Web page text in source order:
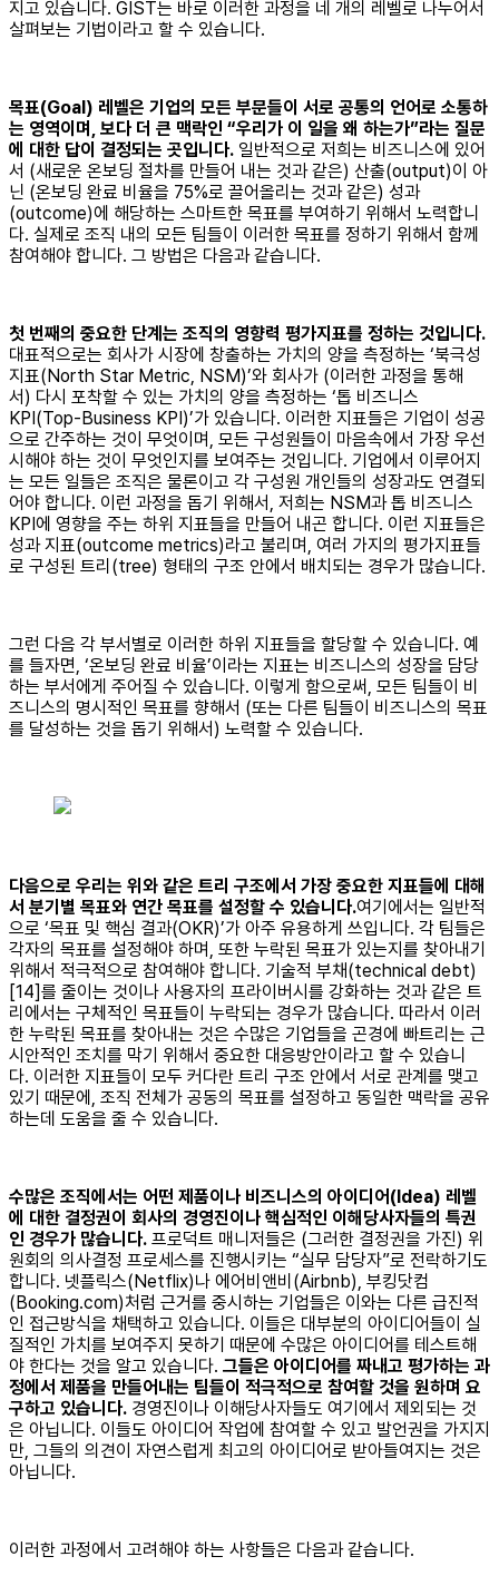
지고 있습니다. GIST는 바로 이러한 과정을 네 개의 레벨로 나누어서
살펴보는 기법이라고 할 수 있습니다.
목표(Goal) 레벨은 기업의 모든 부문들이 서로 공통의 언어로 소통하
는 영역이며, 보다 더 큰 맥락인 “우리가 이 일을 왜 하는가”라는 질문
에 대한 답이 결정되는 곳입니다. 일반적으로 저희는 비즈니스에 있어
서 (새로운 온보딩 절차를 만들어 내는 것과 같은) 산출(output)이 아
닌 (온보딩 완료 비율을 75%로 끌어올리는 것과 같은) 성과
(outcome)에 해당하는 스마트한 목표를 부여하기 위해서 노력합니
다. 실제로 조직 내의 모든 팀들이 이러한 목표를 정하기 위해서 함께
참여해야 합니다. 그 방법은 다음과 같습니다.
첫 번째의 중요한 단계는 조직의 영향력 평가지표를 정하는 것입니다.
대표적으로는 회사가 시장에 창출하는 가치의 양을 측정하는 ‘북극성
지표(North Star Metric, NSM)’와 회사가 (이러한 과정을 통해
서) 다시 포착할 수 있는 가치의 양을 측정하는 ‘톱 비즈니스
KPI(Top-Business KPI)’가 있습니다. 이러한 지표들은 기업이 성공
으로 간주하는 것이 무엇이며, 모든 구성원들이 마음속에서 가장 우선
시해야 하는 것이 무엇인지를 보여주는 것입니다. 기업에서 이루어지
는 모든 일들은 조직은 물론이고 각 구성원 개인들의 성장과도 연결되
어야 합니다. 이런 과정을 돕기 위해서, 저희는 NSM과 톱 비즈니스
KPI에 영향을 주는 하위 지표들을 만들어 내곤 합니다. 이런 지표들은
성과 지표(outcome metrics)라고 불리며, 여러 가지의 평가지표들
로 구성된 트리(tree) 형태의 구조 안에서 배치되는 경우가 많습니다.
그런 다음 각 부서별로 이러한 하위 지표들을 할당할 수 있습니다. 예
를 들자면, ‘온보딩 완료 비율’이라는 지표는 비즈니스의 성장을 담당
하는 부서에게 주어질 수 있습니다. 이렇게 함으로써, 모든 팀들이 비
즈니스의 명시적인 목표를 향해서 (또는 다른 팀들이 비즈니스의 목표
를 달성하는 것을 돕기 위해서) 노력할 수 있습니다.
다음으로 우리는 위와 같은 트리 구조에서 가장 중요한 지표들에 대해
서 분기별 목표와 연간 목표를 설정할 수 있습니다.여기에서는 일반적
으로 ‘목표 및 핵심 결과(OKR)’가 아주 유용하게 쓰입니다. 각 팀들은
각자의 목표를 설정해야 하며, 또한 누락된 목표가 있는지를 찾아내기
위해서 적극적으로 참여해야 합니다. 기술적 부채(technical debt)
[14]를 줄이는 것이나 사용자의 프라이버시를 강화하는 것과 같은 트
리에서는 구체적인 목표들이 누락되는 경우가 많습니다. 따라서 이러
한 누락된 목표를 찾아내는 것은 수많은 기업들을 곤경에 빠트리는 근
시안적인 조치를 막기 위해서 중요한 대응방안이라고 할 수 있습니
다. 이러한 지표들이 모두 커다란 트리 구조 안에서 서로 관계를 맺고
있기 때문에, 조직 전체가 공동의 목표를 설정하고 동일한 맥락을 공유
하는데 도움을 줄 수 있습니다.
수많은 조직에서는 어떤 제품이나 비즈니스의 아이디어(Idea) 레벨
에 대한 결정권이 회사의 경영진이나 핵심적인 이해당사자들의 특권
인 경우가 많습니다. 프로덕트 매니저들은 (그러한 결정권을 가진) 위
원회의 의사결정 프로세스를 진행시키는 “실무 담당자”로 전락하기도
합니다. 넷플릭스(Netflix)나 에어비앤비(Airbnb), 부킹닷컴
(Booking.com)처럼 근거를 중시하는 기업들은 이와는 다른 급진적
인 접근방식을 채택하고 있습니다. 이들은 대부분의 아이디어들이 실
질적인 가치를 보여주지 못하기 때문에 수많은 아이디어를 테스트해
야 한다는 것을 알고 있습니다. 그들은 아이디어를 짜내고 평가하는 과
정에서 제품을 만들어내는 팀들이 적극적으로 참여할 것을 원하며 요
구하고 있습니다. 경영진이나 이해당사자들도 여기에서 제외되는 것
은 아닙니다. 이들도 아이디어 작업에 참여할 수 있고 발언권을 가지지
만, 그들의 의견이 자연스럽게 최고의 아이디어로 받아들여지는 것은
아닙니다.
이러한 과정에서 고려해야 하는 사항들은 다음과 같습니다.